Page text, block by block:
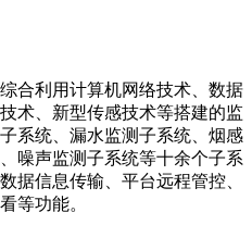
合利用计算机网络技术、数据
术、新型传感技术等搭建的监
系统、漏水监测子系统、烟感
噪声监测子系统等十余个子系
据信息传输、平台远程管控、
等功能。